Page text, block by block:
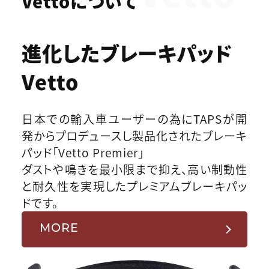
進化したブレーキパッド
Vetto
日本での輸入車ユーザーの為にTAPSが開
発からプロデュースし製品化されたブレーキ
パッド「Vetto Premier」
ダストや鳴きを最小限まで抑え、高い制動性
と耐久性を実現したプレミアムブレーキパッ
ドです。
MORE